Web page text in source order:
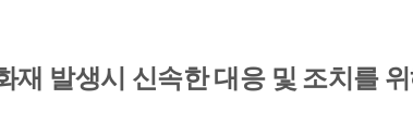
재 발생시 신속한 대응 및 조치를